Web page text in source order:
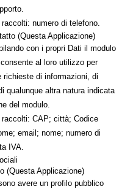
raccolti: numero di telefono.
(Questa Applicazione)
con i propri Dati il modulo
al loro utilizzo per
richieste di informazioni, di
qualunque altra natura indicata
del modulo.
raccolti: CAP; città; Codice
email; nome; numero di
IVA.
(Questa Applicazione)
avere un profilo pubblico